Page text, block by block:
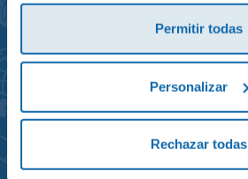
Permitir todas
Personalizar
Rechazar todas
23,95€